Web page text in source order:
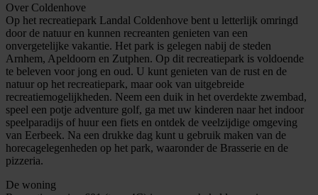
Over Coldenhove
Op het recreatiepark Landal Coldenhove bent u letterlijk omringd
door de natuur en kunnen recreanten genieten van een
onvergetelijke vakantie. Het park is gelegen nabij de steden
Arnhem, Apeldoorn en Zutphen. Op dit recreatiepark is voldoende
te beleven voor jong en oud. U kunt genieten van de rust en de
natuur op het recreatiepark, maar ook van uitgebreide
recreatiemogelijkheden. Neem een duik in het overdekte zwembad,
speel een potje adventure golf, ga met uw kinderen naar het indoor
speelparadijs of huur een fiets en ontdek de veelzijdige omgeving
van Eerbeek. Na een drukke dag kunt u gebruik maken van de
horecagelegenheden op het park, waaronder de Brasserie en de
pizzeria.
De woning